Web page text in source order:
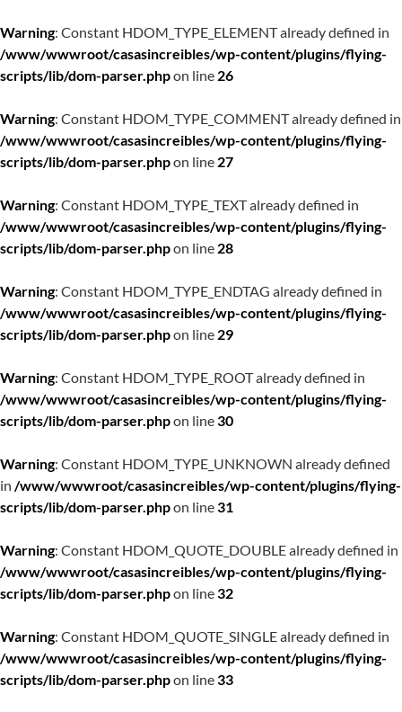
Warning: Constant HDOM_TYPE_ELEMENT already defined in
/www/wwwroot/casasincreibles/wp-content/plugins/flying-
scripts/lib/dom-parser.phpon line 26
Warning: Constant HDOM_TYPE_COMMENT already defined in
/www/wwwroot/casasincreibles/wp-content/plugins/flying-
scripts/lib/dom-parser.phpon line 27
Warning: Constant HDOM_TYPE_TEXT already defined in
/www/wwwroot/casasincreibles/wp-content/plugins/flying-
scripts/lib/dom-parser.phpon line 28
Warning: Constant HDOM_TYPE_ENDTAG already defined in
/www/wwwroot/casasincreibles/wp-content/plugins/flying-
scripts/lib/dom-parser.phpon line 29
Warning: Constant HDOM_TYPE_ROOT already defined in
/www/wwwroot/casasincreibles/wp-content/plugins/flying-
scripts/lib/dom-parser.phpon line30
Warning: Constant HDOM_TYPE_UNKNOWN already defined
in /www/wwwroot/casasincreibles/wp-content/plugins/flying-
scripts/lib/dom-parser.phpon line31
Warning: Constant HDOM_QUOTE_DOUBLE already defined in
/www/wwwroot/casasincreibles/wp-content/plugins/flying-
scripts/lib/dom-parser.phpon line32
Warning: Constant HDOM_QUOTE_SINGLE already defined in
/www/wwwroot/casasincreibles/wp-content/plugins/flying-
scripts/lib/dom-parser.phpon line33